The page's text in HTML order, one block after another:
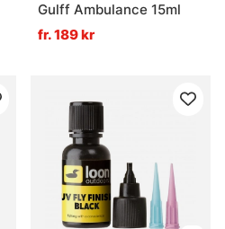
Gulff Ambulance 15ml
fr. 189 kr